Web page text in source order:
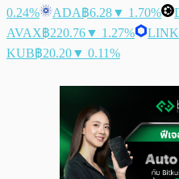
0.24%
ADA฿6.28▼ 1.70%
AVAX฿220.76▼ 1.27% LINK
KUB฿20.20▼ 0.11%